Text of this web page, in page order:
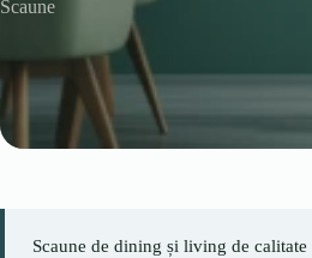
Scaune
Scaune de dining și living de calitate